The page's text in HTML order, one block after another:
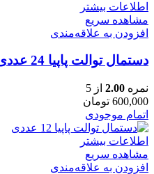
اطلاعات بیشتر
مشاهده سریع
افزودن به علاقه‌مندی
دستمال توالت پاپیا 24 عددی
نمره 2.00 از 5
600,000 تومان
اتمام موجودی
اطلاعات بیشتر
مشاهده سریع
افزودن به علاقه‌مندی